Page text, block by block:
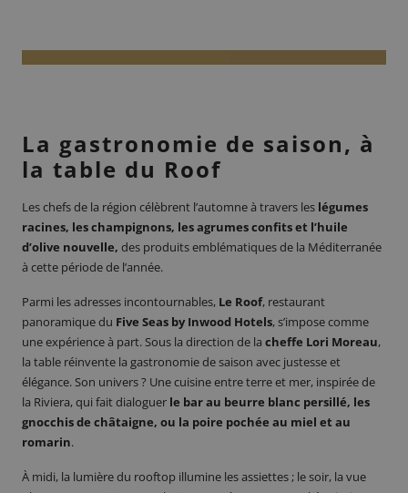
La gastronomie de saison, à
la table du Roof
Les chefs de la région célèbrent l’automne à travers les légumes
racines, les champignons, les agrumes confits et l’huile
d’olive nouvelle, des produits emblématiques de la Méditerranée
à cette période de l’année.
Parmi les adresses incontournables, Le Roof, restaurant
panoramique du Five Seas by Inwood Hotels, s’impose comme
une expérience à part. Sous la direction de la cheffe Lori Moreau,
la table réinvente la gastronomie de saison avec justesse et
élégance. Son univers ? Une cuisine entre terre et mer, inspirée de
la Riviera, qui fait dialoguer le bar au beurre blanc persillé, les
gnocchis de châtaigne, ou la poire pochée au miel et au
romarin.
À midi, la lumière du rooftop illumine les assiettes ; le soir, la vue